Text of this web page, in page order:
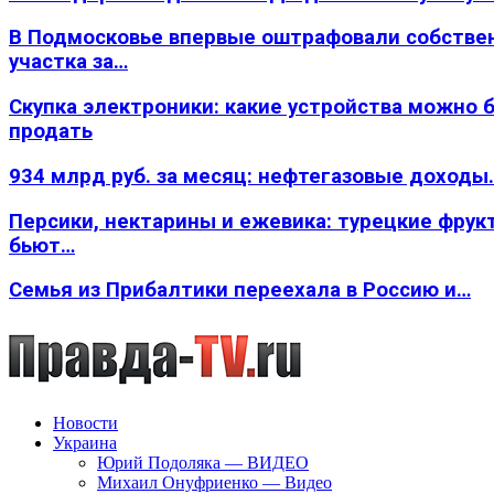
В Подмосковье впервые оштрафовали
участка за…
Скупка электроники: какие устройства можно
продать
934 млрд руб. за месяц: нефтегазовые
Персики, нектарины и ежевика: турецкие
бьют…
Семья из Прибалтики переехала в Россию и…
Новости
Украина
Юрий Подоляка — ВИДЕО
Михаил Онуфриенко — Видео